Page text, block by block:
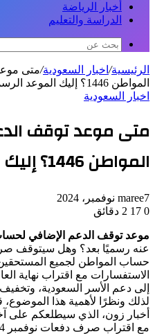
أخبار الرياضة
الدراسة والتعليم
الرئيسية/ اخبار السعودية/متى
المواطن 1446؟ إليك الموعد الرسمي
اخبار السعودية
متى موعد توقف
المواطن 1446؟ إليك الموعد الرسمي
maree7 نوفمبر، 2024
0
2 دقائق
موعد توقف الدعم الإضافي
عنه رسميًا بعد؟ وهل سيتوقف
حساب المواطن لجميع المستحقين؟.
الاستفسارات مع اقتراب نهاية
إلى دعم الأسر السعودية،
لذلك ونظرًا لأهمية هذا
أخبار زون، الذي سيطلعكم على
مع اقتراب صرف دفعات نوفمبر 2024.